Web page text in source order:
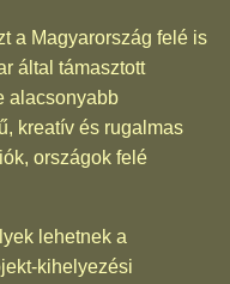
a Magyarország felé is
által támasztott
alacsonyabb
kreatív és rugalmas
országok felé
lehetnek a
kihelyezési